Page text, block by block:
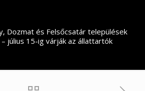
Dozmat és Felsőcsatár települések
július 15-ig várják az állattartók